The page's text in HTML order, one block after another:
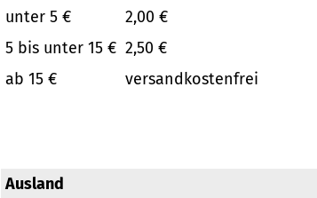
unter 5 €
2,00 €
5 bis unter 15 € 2,50 €
ab 15 €
versandkostenfrei
Ausland